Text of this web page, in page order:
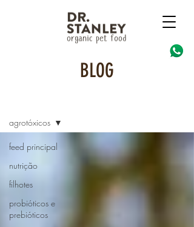
BLOG
feed principal
nutrição
filhotes
probióticos e
prebióticos
agrotóxicos